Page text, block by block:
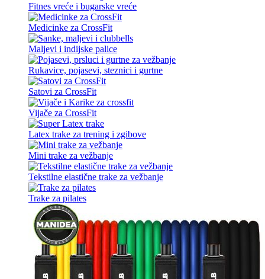
Fitnes vreće i bugarske vreće
Medicinke za CrossFit
Maljevi i indijske palice
Rukavice, pojasevi, steznici i gurtne
Satovi za CrossFit
Vijače za CrossFit
Latex trake za trening i zgibove
Mini trake za vežbanje
Tekstilne elastične trake za vežbanje
Trake za pilates